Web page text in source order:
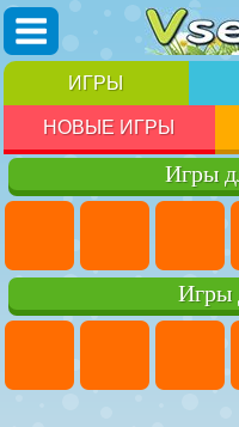
ИГРЫ
НОВЫЕ ИГРЫ
Игры
Игры